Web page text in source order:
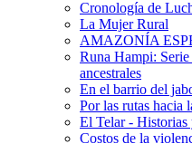
Cronología de
La Mujer Rural
AMAZONÍA
Runa Hampi:
ancestrales
En el barrio del
Por las rutas hacia
El Telar - Historias
Costos de la